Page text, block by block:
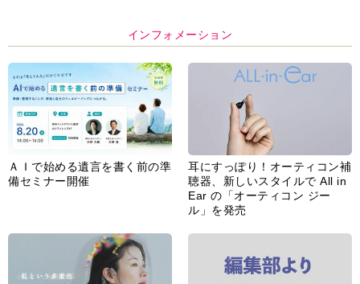
インフォメーション
ＡＩで始める遺言を書く前の準
備セミナー開催
耳にすっぽり！オーティコン補
聴器、新しいスタイルで All in
Ear の「オーティコン ジー
ル」を発売